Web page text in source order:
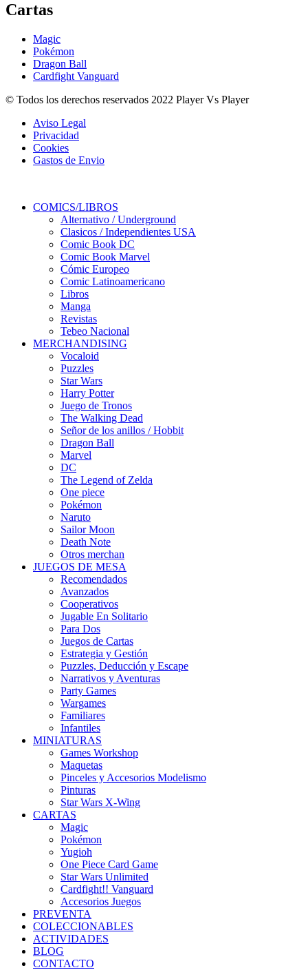
Cartas
Magic
Pokémon
Dragon Ball
Cardfight Vanguard
© Todos los derechos reservados 2022 Player Vs Player
Aviso Legal
Privacidad
Cookies
Gastos de Envio
COMICS/LIBROS
Alternativo / Underground
Clasicos / Independientes USA
Comic Book DC
Comic Book Marvel
Cómic Europeo
Comic Latinoamericano
Libros
Manga
Revistas
Tebeo Nacional
MERCHANDISING
Vocaloid
Puzzles
Star Wars
Harry Potter
Juego de Tronos
The Walking Dead
Señor de los anillos / Hobbit
Dragon Ball
Marvel
DC
The Legend of Zelda
One piece
Pokémon
Naruto
Sailor Moon
Death Note
Otros merchan
JUEGOS DE MESA
Recomendados
Avanzados
Cooperativos
Jugable En Solitario
Para Dos
Juegos de Cartas
Estrategia y Gestión
Puzzles, Deducción y Escape
Narrativos y Aventuras
Party Games
Wargames
Familiares
Infantiles
MINIATURAS
Games Workshop
Maquetas
Pinceles y Accesorios Modelismo
Pinturas
Star Wars X-Wing
CARTAS
Magic
Pokémon
Yugioh
One Piece Card Game
Star Wars Unlimited
Cardfight!! Vanguard
Accesorios Juegos
PREVENTA
COLECCIONABLES
ACTIVIDADES
BLOG
CONTACTO